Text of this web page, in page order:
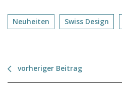
Neuheiten Swiss Design
vorheriger Beitrag